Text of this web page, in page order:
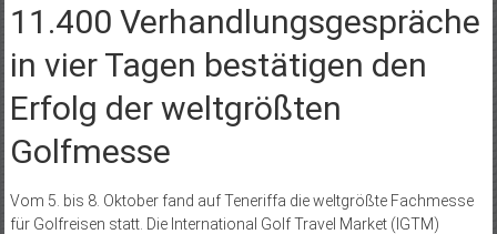
11.400 Verhandlungsgespräche
in vier Tagen bestätigen den
Erfolg der weltgrößten
Golfmesse
Vom 5. bis 8. Oktober fand auf Teneriffa die weltgrößte Fachmesse
für Golfreisen statt. Die International Golf Travel Market (IGTM)